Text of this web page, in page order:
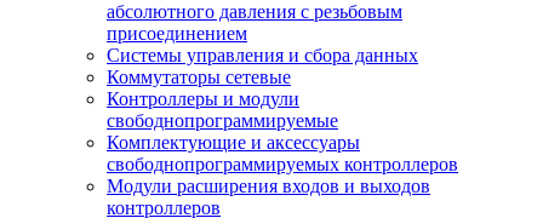
абсолютного давления с резьбовым
присоединением
Системы управления и сбора данных
Коммутаторы сетевые
Контроллеры и модули
свободнопрограммируемые
Комплектующие и аксессуары
свободнопрограммируемых контроллеров
Модули расширения входов и выходов
контроллеров